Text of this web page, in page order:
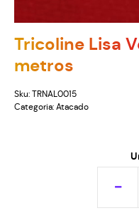
Tricoline Lisa
metros
Sku: TRNAL0015
Categoria: Atacado